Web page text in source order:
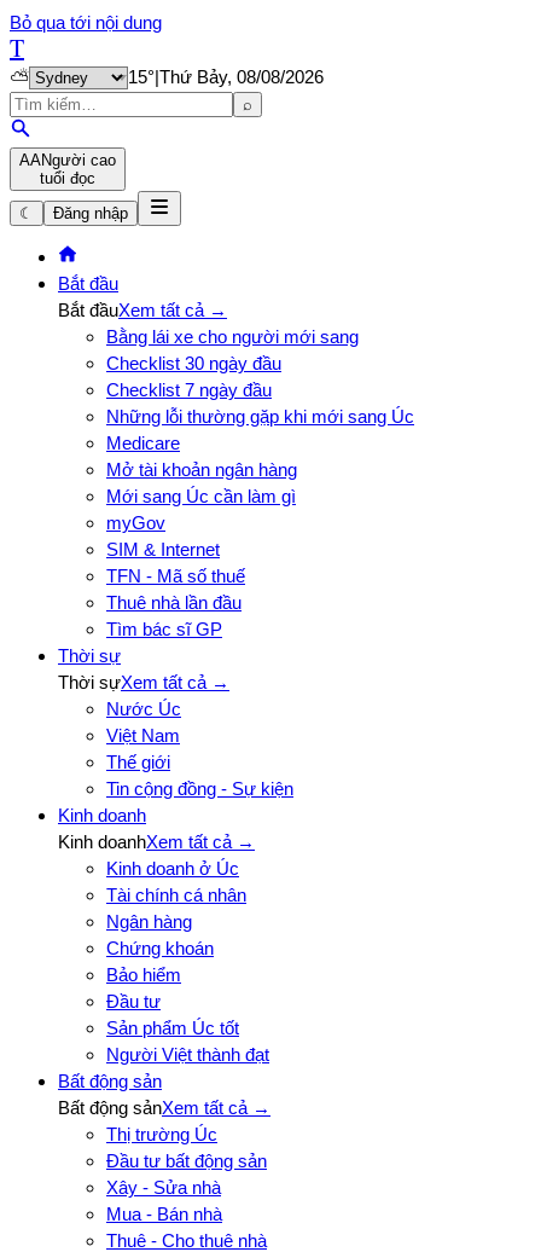
Bỏ qua tới nội dung
T
⛅ 15°|Thứ Bảy, 08/08/2026
⌕
AANgười cao
tuổi đọc
☾
Đăng nhập
Bắt đầu
Bắt đầuXem tất cả →
Bằng lái xe cho người mới sang
Checklist 30 ngày đầu
Checklist 7 ngày đầu
Những lỗi thường gặp khi mới sang Úc
Medicare
Mở tài khoản ngân hàng
Mới sang Úc cần làm gì
myGov
SIM & Internet
TFN - Mã số thuế
Thuê nhà lần đầu
Tìm bác sĩ GP
Thời sự
Thời sựXem tất cả →
Nước Úc
Việt Nam
Thế giới
Tin cộng đồng - Sự kiện
Kinh doanh
Kinh doanhXem tất cả →
Kinh doanh ở Úc
Tài chính cá nhân
Ngân hàng
Chứng khoán
Bảo hiểm
Đầu tư
Sản phẩm Úc tốt
Người Việt thành đạt
Bất động sản
Bất động sảnXem tất cả →
Thị trường Úc
Đầu tư bất động sản
Xây - Sửa nhà
Mua - Bán nhà
Thuê - Cho thuê nhà